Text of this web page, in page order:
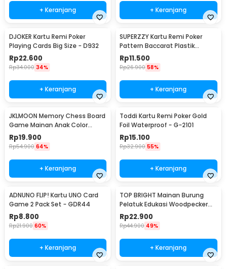
+ Keranjang + Keranjang
DJOKER Kartu Remi Poker
Playing Cards Big Size - D932
Rp22.600
Rp34.000 34%
+ Keranjang
SUPERZZY Kartu Remi Poker
Pattern Baccarat Plastik
Waterproof - SEZ54
Rp11.500
Rp26.900 58%
+ Keranjang
JKLMOON Memory Chess Board
Game Mainan Anak Color
Match - MMM-813
Rp19.900
Rp54.900 64%
+ Keranjang
Toddi Kartu Remi Poker Gold
Foil Waterproof - G-2101
Rp15.100
Rp32.900 55%
+ Keranjang
ADNUNO FLIP! Kartu UNO Card
Game 2 Pack Set - GDR44
Rp8.800
Rp21.900 60%
+ Keranjang
TOP BRIGHT Mainan Burung
Pelatuk Edukasi Woodpecker
Feeding Game - LS-27
Rp22.900
Rp44.900 49%
+ Keranjang